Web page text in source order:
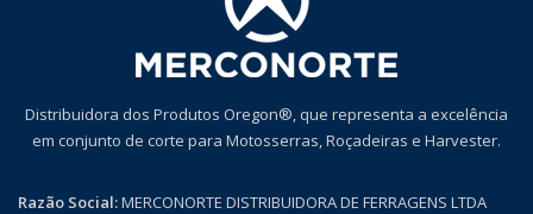
Distribuidora dos Produtos Oregon®, que representa a excelência
em conjunto de corte para Motosserras, Roçadeiras e Harvester.
Razão Social:MERCONORTE DISTRIBUIDORA DE FERRAGENS LTDA